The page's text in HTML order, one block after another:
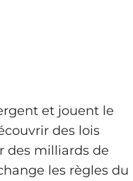
et jouent le
des lois
des milliards de
les règles du